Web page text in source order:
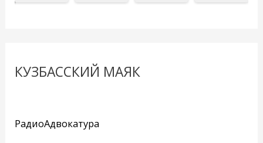
КУЗБАССКИЙ МАЯК
РадиоАдвокатура